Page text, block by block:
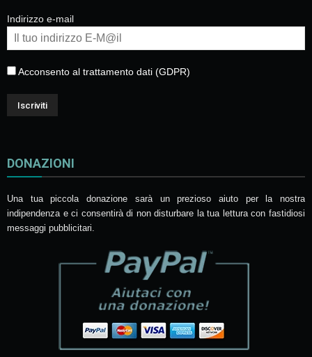
Indirizzo e-mail
Acconsento al trattamento dati (GDPR)
DONAZIONI
Una tua piccola donazione sarà un prezioso aiuto per la nostra
indipendenza e ci consentirà di non disturbare la tua lettura con fastidiosi
messaggi pubblicitari.